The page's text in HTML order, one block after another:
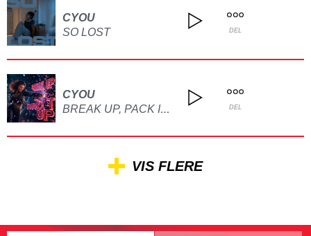
CYOU
SO LOST
DEL
CYOU
BREAK UP, PACK IT UP DEL
VIS FLERE